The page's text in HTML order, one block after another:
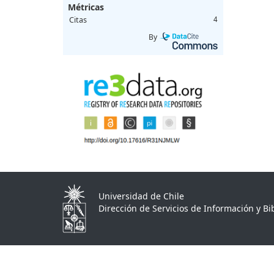
Métricas
Citas 4
By
Universidad de Chile
Dirección de Servicios de Información y